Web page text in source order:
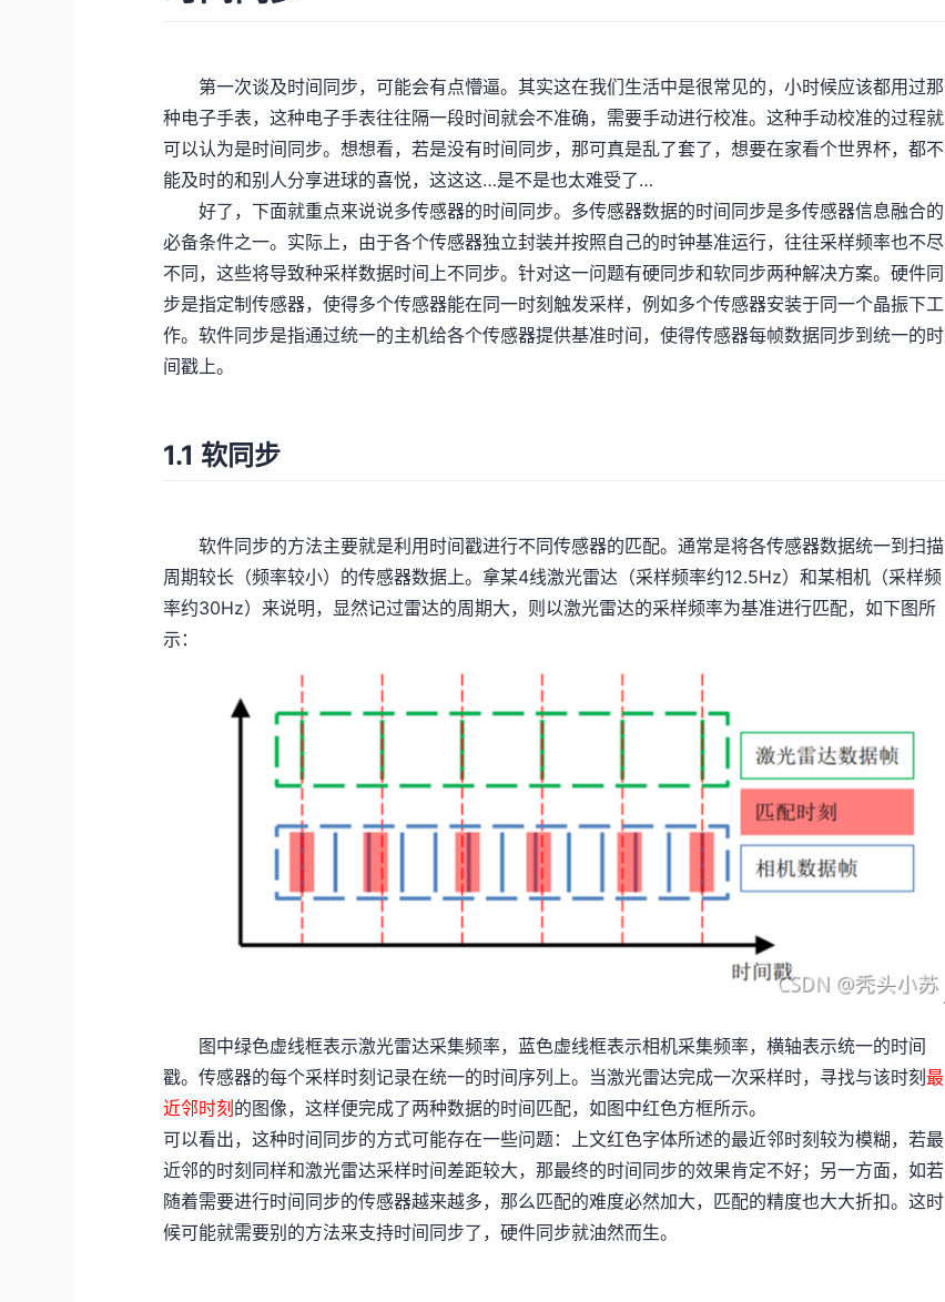
第一次谈及时间同步，可能会有点懵逼。其实这在我们生活中是很常见的，小时候应该都用过那
种电子手表，这种电子手表往往隔一段时间就会不准确，需要手动进行校准。这种手动校准的过程就
可以认为是时间同步。想想看，若是没有时间同步，那可真是乱了套了，想要在家看个世界杯，都不
能及时的和别人分享进球的喜悦，这这这…是不是也太难受了…
好了，下面就重点来说说多传感器的时间同步。多传感器数据的时间同步是多传感器信息融合的
必备条件之一。实际上，由于各个传感器独立封装并按照自己的时钟基准运行，往往采样频率也不尽
不同，这些将导致种采样数据时间上不同步。针对这一问题有硬同步和软同步两种解决方案。硬件同
步是指定制传感器，使得多个传感器能在同一时刻触发采样，例如多个传感器安装于同一个晶振下工
作。软件同步是指通过统一的主机给各个传感器提供基准时间，使得传感器每帧数据同步到统一的时
间戳上。
1.1 软同步
软件同步的方法主要就是利用时间戳进行不同传感器的匹配。通常是将各传感器数据统一到扫描
周期较长（频率较小）的传感器数据上。拿某4线激光雷达（采样频率约12.5Hz）和某相机（采样频
率约30Hz）来说明，显然记过雷达的周期大，则以激光雷达的采样频率为基准进行匹配，如下图所
示：
图中绿色虚线框表示激光雷达采集频率，蓝色虚线框表示相机采集频率，横轴表示统一的时间
戳。传感器的每个采样时刻记录在统一的时间序列上。当激光雷达完成一次采样时，寻找与该时刻最
近邻时刻 的图像，这样便完成了两种数据的时间匹配，如图中红色方框所示。
可以看出，这种时间同步的方式可能存在一些问题：上文红色字体所述的最近邻时刻较为模糊，若最
近邻的时刻同样和激光雷达采样时间差距较大，那最终的时间同步的效果肯定不好；另一方面，如若
随着需要进行时间同步的传感器越来越多，那么匹配的难度必然加大，匹配的精度也大大折扣。这时
候可能就需要别的方法来支持时间同步了，硬件同步就油然而生。